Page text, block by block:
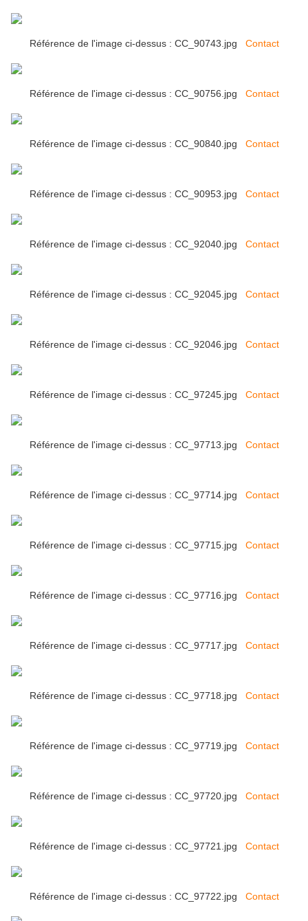
Référence de l'image ci-dessus : CC_90743.jpg Contact
Référence de l'image ci-dessus : CC_90756.jpg Contact
Référence de l'image ci-dessus : CC_90840.jpg Contact
Référence de l'image ci-dessus : CC_90953.jpg Contact
Référence de l'image ci-dessus : CC_92040.jpg Contact
Référence de l'image ci-dessus : CC_92045.jpg Contact
Référence de l'image ci-dessus : CC_92046.jpg Contact
Référence de l'image ci-dessus : CC_97245.jpg Contact
Référence de l'image ci-dessus : CC_97713.jpg Contact
Référence de l'image ci-dessus : CC_97714.jpg Contact
Référence de l'image ci-dessus : CC_97715.jpg Contact
Référence de l'image ci-dessus : CC_97716.jpg Contact
Référence de l'image ci-dessus : CC_97717.jpg Contact
Référence de l'image ci-dessus : CC_97718.jpg Contact
Référence de l'image ci-dessus : CC_97719.jpg Contact
Référence de l'image ci-dessus : CC_97720.jpg Contact
Référence de l'image ci-dessus : CC_97721.jpg Contact
Référence de l'image ci-dessus : CC_97722.jpg Contact